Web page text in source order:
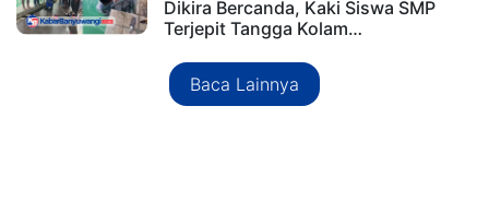
Dikira Bercanda, Kaki Siswa SMP
Terjepit Tangga Kolam…
Baca Lainnya